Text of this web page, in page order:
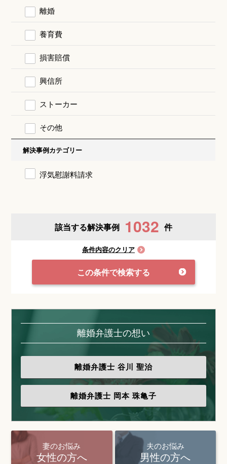
離婚
養育費
損害賠償
興信所
ストーカー
その他
解決事例カテゴリー
浮気慰謝料請求
該当する解決事例 1032 件
条件内容のクリア
この条件で検索する
離婚弁護士の想い
離婚弁護士 谷川 聖治
離婚弁護士 岡本 珠亀子
妻のお悩み
女性の方へ
夫のお悩み
男性の方へ